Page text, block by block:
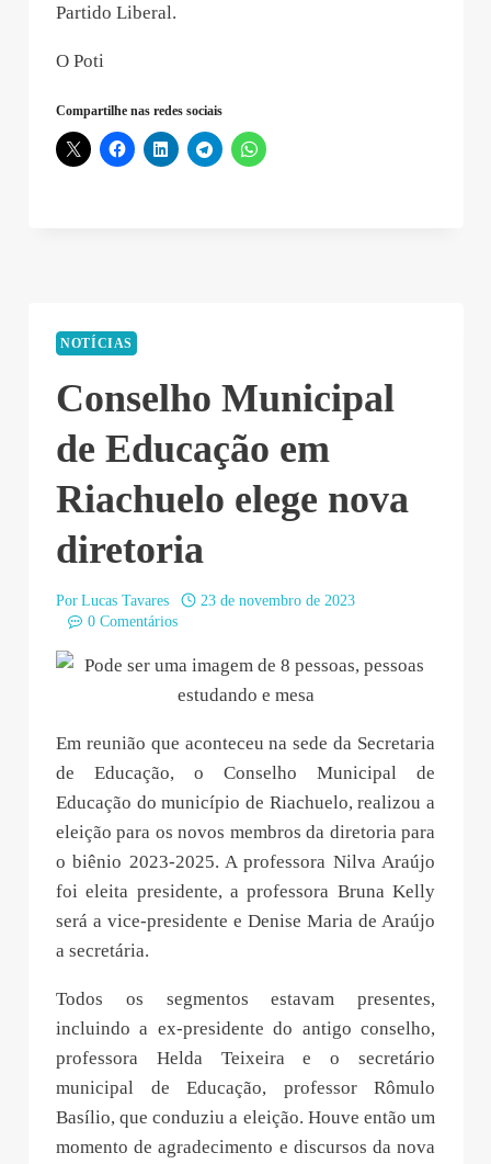
Partido Liberal.
O Poti
Compartilhe nas redes sociais
NOTÍCIAS
Conselho Municipal
de Educação em
Riachuelo elege nova
diretoria
Por Lucas Tavares
23 de novembro de 2023
0 Comentários
Em reunião que aconteceu na sede da Secretaria
de Educação, o Conselho Municipal de
Educação do município de Riachuelo, realizou a
eleição para os novos membros da diretoria para
o biênio 2023-2025. A professora Nilva Araújo
foi eleita presidente, a professora Bruna Kelly
será a vice-presidente e Denise Maria de Araújo
a secretária.
Todos os segmentos estavam presentes,
incluindo a ex-presidente do antigo conselho,
professora Helda Teixeira e o secretário
municipal de Educação, professor Rômulo
Basílio, que conduziu a eleição. Houve então um
momento de agradecimento e discursos da nova